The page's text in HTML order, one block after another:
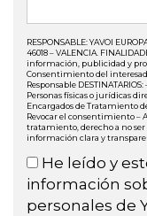
RESPONSABLE: YAVOI
46018 – VALENCIA.
información, publicidad y
Consentimiento del
Responsable
Personas físicas o jurídicas
Encargados de Tratamiento
Revocar el consentimiento –
tratamiento, derecho a no
información clara y
He leído y
información
personales de